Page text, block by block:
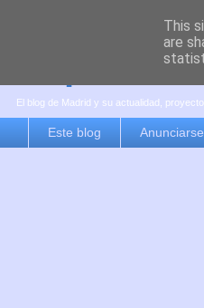
es por
El blog de Madrid y su actualidad,
Este blog Anunciarse
This
are